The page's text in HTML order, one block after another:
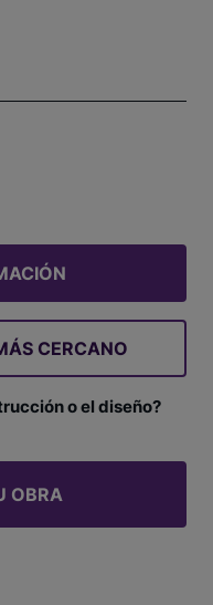
CERCANO
o el diseño?
OBRA